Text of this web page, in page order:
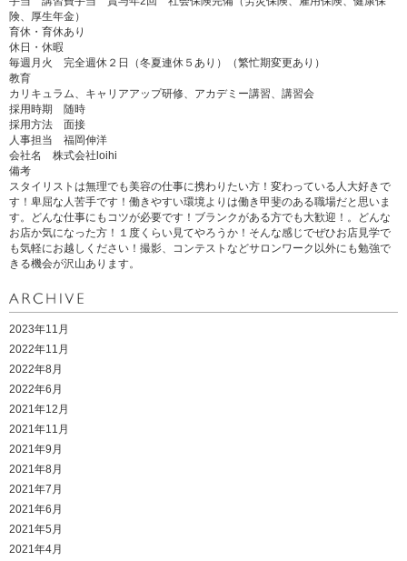
険、厚生年金）
育休・育休あり
休日・休暇
毎週月火 完全週休２日（冬夏連休５あり）（繁忙期変更あり）
教育
カリキュラム、キャリアアップ研修、アカデミー講習、講習会
採用時期 随時
採用方法 面接
人事担当 福岡伸洋
会社名 株式会社loihi
備考
スタイリストは無理でも美容の仕事に携わりたい方！変わっている人大好きで
す！卑屈な人苦手です！働きやすい環境よりは働き甲斐のある職場だと思いま
す。どんな仕事にもコツが必要です！ブランクがある方でも大歓迎！。どんな
お店か気になった方！１度くらい見てやろうか！そんな感じでぜひお店見学で
も気軽にお越しください！撮影、コンテストなどサロンワーク以外にも勉強で
きる機会が沢山あります。
2023年11月
2022年11月
2022年8月
2022年6月
2021年12月
2021年11月
2021年9月
2021年8月
2021年7月
2021年6月
2021年5月
2021年4月